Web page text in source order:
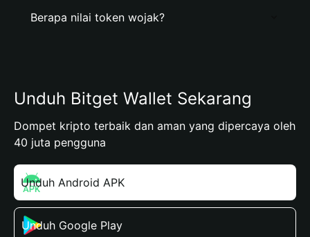
Berapa nilai token wojak?
Unduh Bitget Wallet Sekarang
Dompet kripto terbaik dan aman yang dipercaya oleh
40 juta pengguna
Unduh Android APK
Unduh Google Play